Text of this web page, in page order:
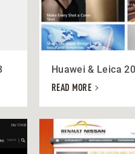
Huawei & Leica
READ MORE